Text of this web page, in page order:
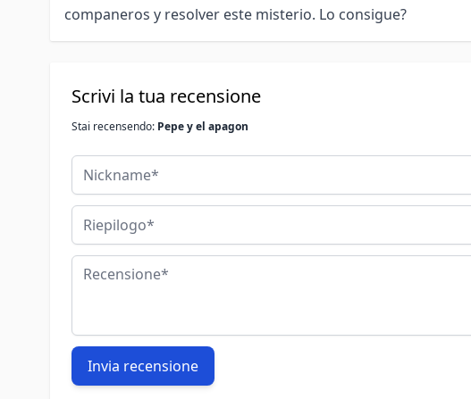
companeros y resolver este misterio. Lo consigue?
Scrivi la tua recensione
Stai recensendo: Pepe y el apagon
Nickname
Riepilogo
Recensione
Invia recensione